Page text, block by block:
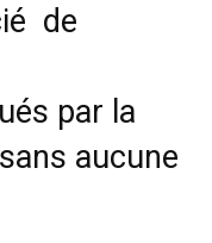
de
par la
aucune